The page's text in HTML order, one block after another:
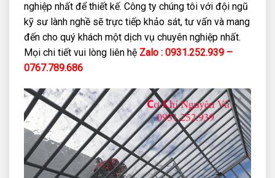
nghiệp nhất để thiết kế. Công ty chúng tôi với đội ngũ
kỹ sư lành nghề sẽ trực tiếp khảo sát, tư vấn và mang
đến cho quý khách một dịch vụ chuyên nghiệp nhất.
Mọi chi tiết vui lòng liên hệ Zalo : 0931.252.939 –
0767.789.686